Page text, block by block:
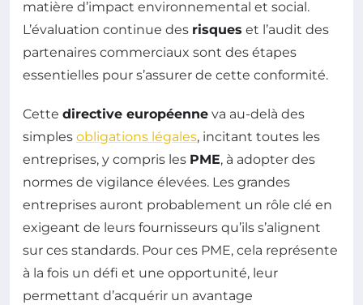
matière d’impact environnemental et social.
L’évaluation continue des risques et l’audit des
partenaires commerciaux sont des étapes
essentielles pour s’assurer de cette conformité.
Cette directive européenne va au-delà des
simples obligations légales, incitant toutes les
entreprises, y compris les PME, à adopter des
normes de vigilance élevées. Les grandes
entreprises auront probablement un rôle clé en
exigeant de leurs fournisseurs qu’ils s’alignent
sur ces standards. Pour ces PME, cela représente
à la fois un défi et une opportunité, leur
permettant d’acquérir un avantage